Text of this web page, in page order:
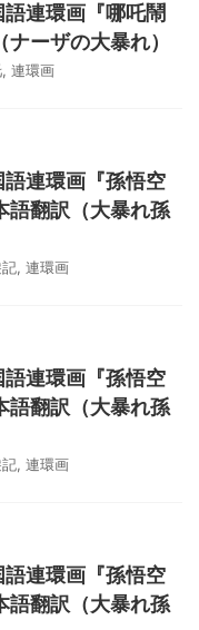
連環画『哪吒鬧
ーザの大暴れ）
, 連環画
連環画『孫悟空
語翻訳（大暴れ孫
, 連環画
連環画『孫悟空
語翻訳（大暴れ孫
, 連環画
連環画『孫悟空
語翻訳（大暴れ孫